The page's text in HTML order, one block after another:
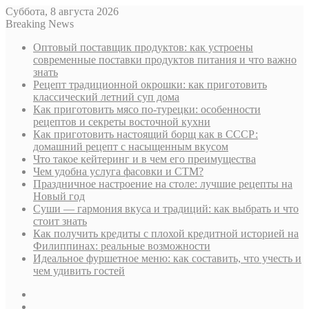
Суббота, 8 августа 2026
Breaking News
Оптовый поставщик продуктов: как устроены
современные поставки продуктов питания и что важно
знать
Рецепт традиционной окрошки: как приготовить
классический летний суп дома
Как приготовить мясо по-турецки: особенности
рецептов и секреты восточной кухни
Как приготовить настоящий борщ как в СССР:
домашний рецепт с насыщенным вкусом
Что такое кейтеринг и в чем его преимущества
Чем удобна услуга фасовки и СТМ?
Праздничное настроение на столе: лучшие рецепты на
Новый год
Суши — гармония вкуса и традиций: как выбрать и что
стоит знать
Как получить кредиты с плохой кредитной историей на
Филиппинах: реальные возможности
Идеальное фуршетное меню: как составить, что учесть и
чем удивить гостей